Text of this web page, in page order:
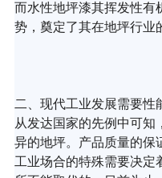
而水性地坪漆其挥发性有
势，奠定了其在地坪行业
二、现代工业发展需要性
从发达国家的先例中可知
异的地坪。产品质量的保
工业场合的特殊需要决定